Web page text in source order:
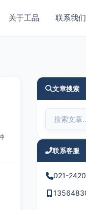
关于工品 联系我们
文章搜索
联系客服
021-